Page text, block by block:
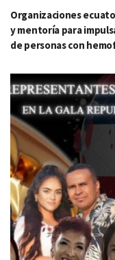
Organizaciones
y mentoría para
de personas con